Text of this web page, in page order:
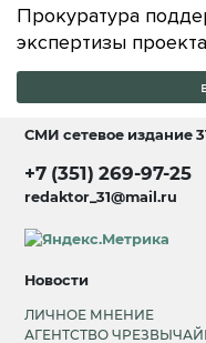
Прокуратура
экспертизы
СМИ сетевое издание
+7 (351) 269-97-25
redaktor_31@mail.ru
Новости
ЛИЧНОЕ МНЕНИЕ
АГЕНТСТВО